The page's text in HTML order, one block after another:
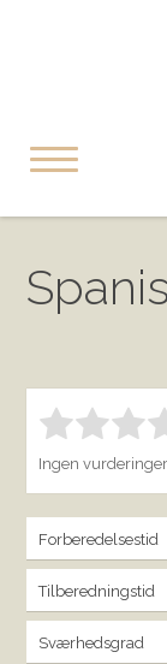
Bedøm denne
Ingen
Forberedelsestid
Tilberedningstid
Sværhedsgrad